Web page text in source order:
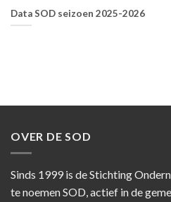
Data SOD seizoen 2025-2026
OVER DE SOD
Sinds 1999 is de Stichting
te noemen SOD, actief in de